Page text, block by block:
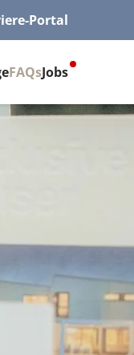
Portal
FAQsJobs